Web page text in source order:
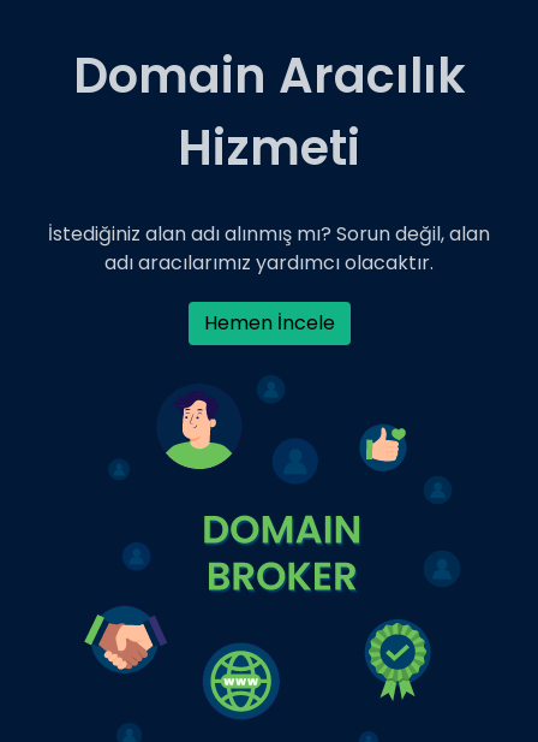
Domain Aracılık
Hizmeti
İstediğiniz alan adı alınmış mı? Sorun değil, alan
adı aracılarımız yardımcı olacaktır.
Hemen İncele